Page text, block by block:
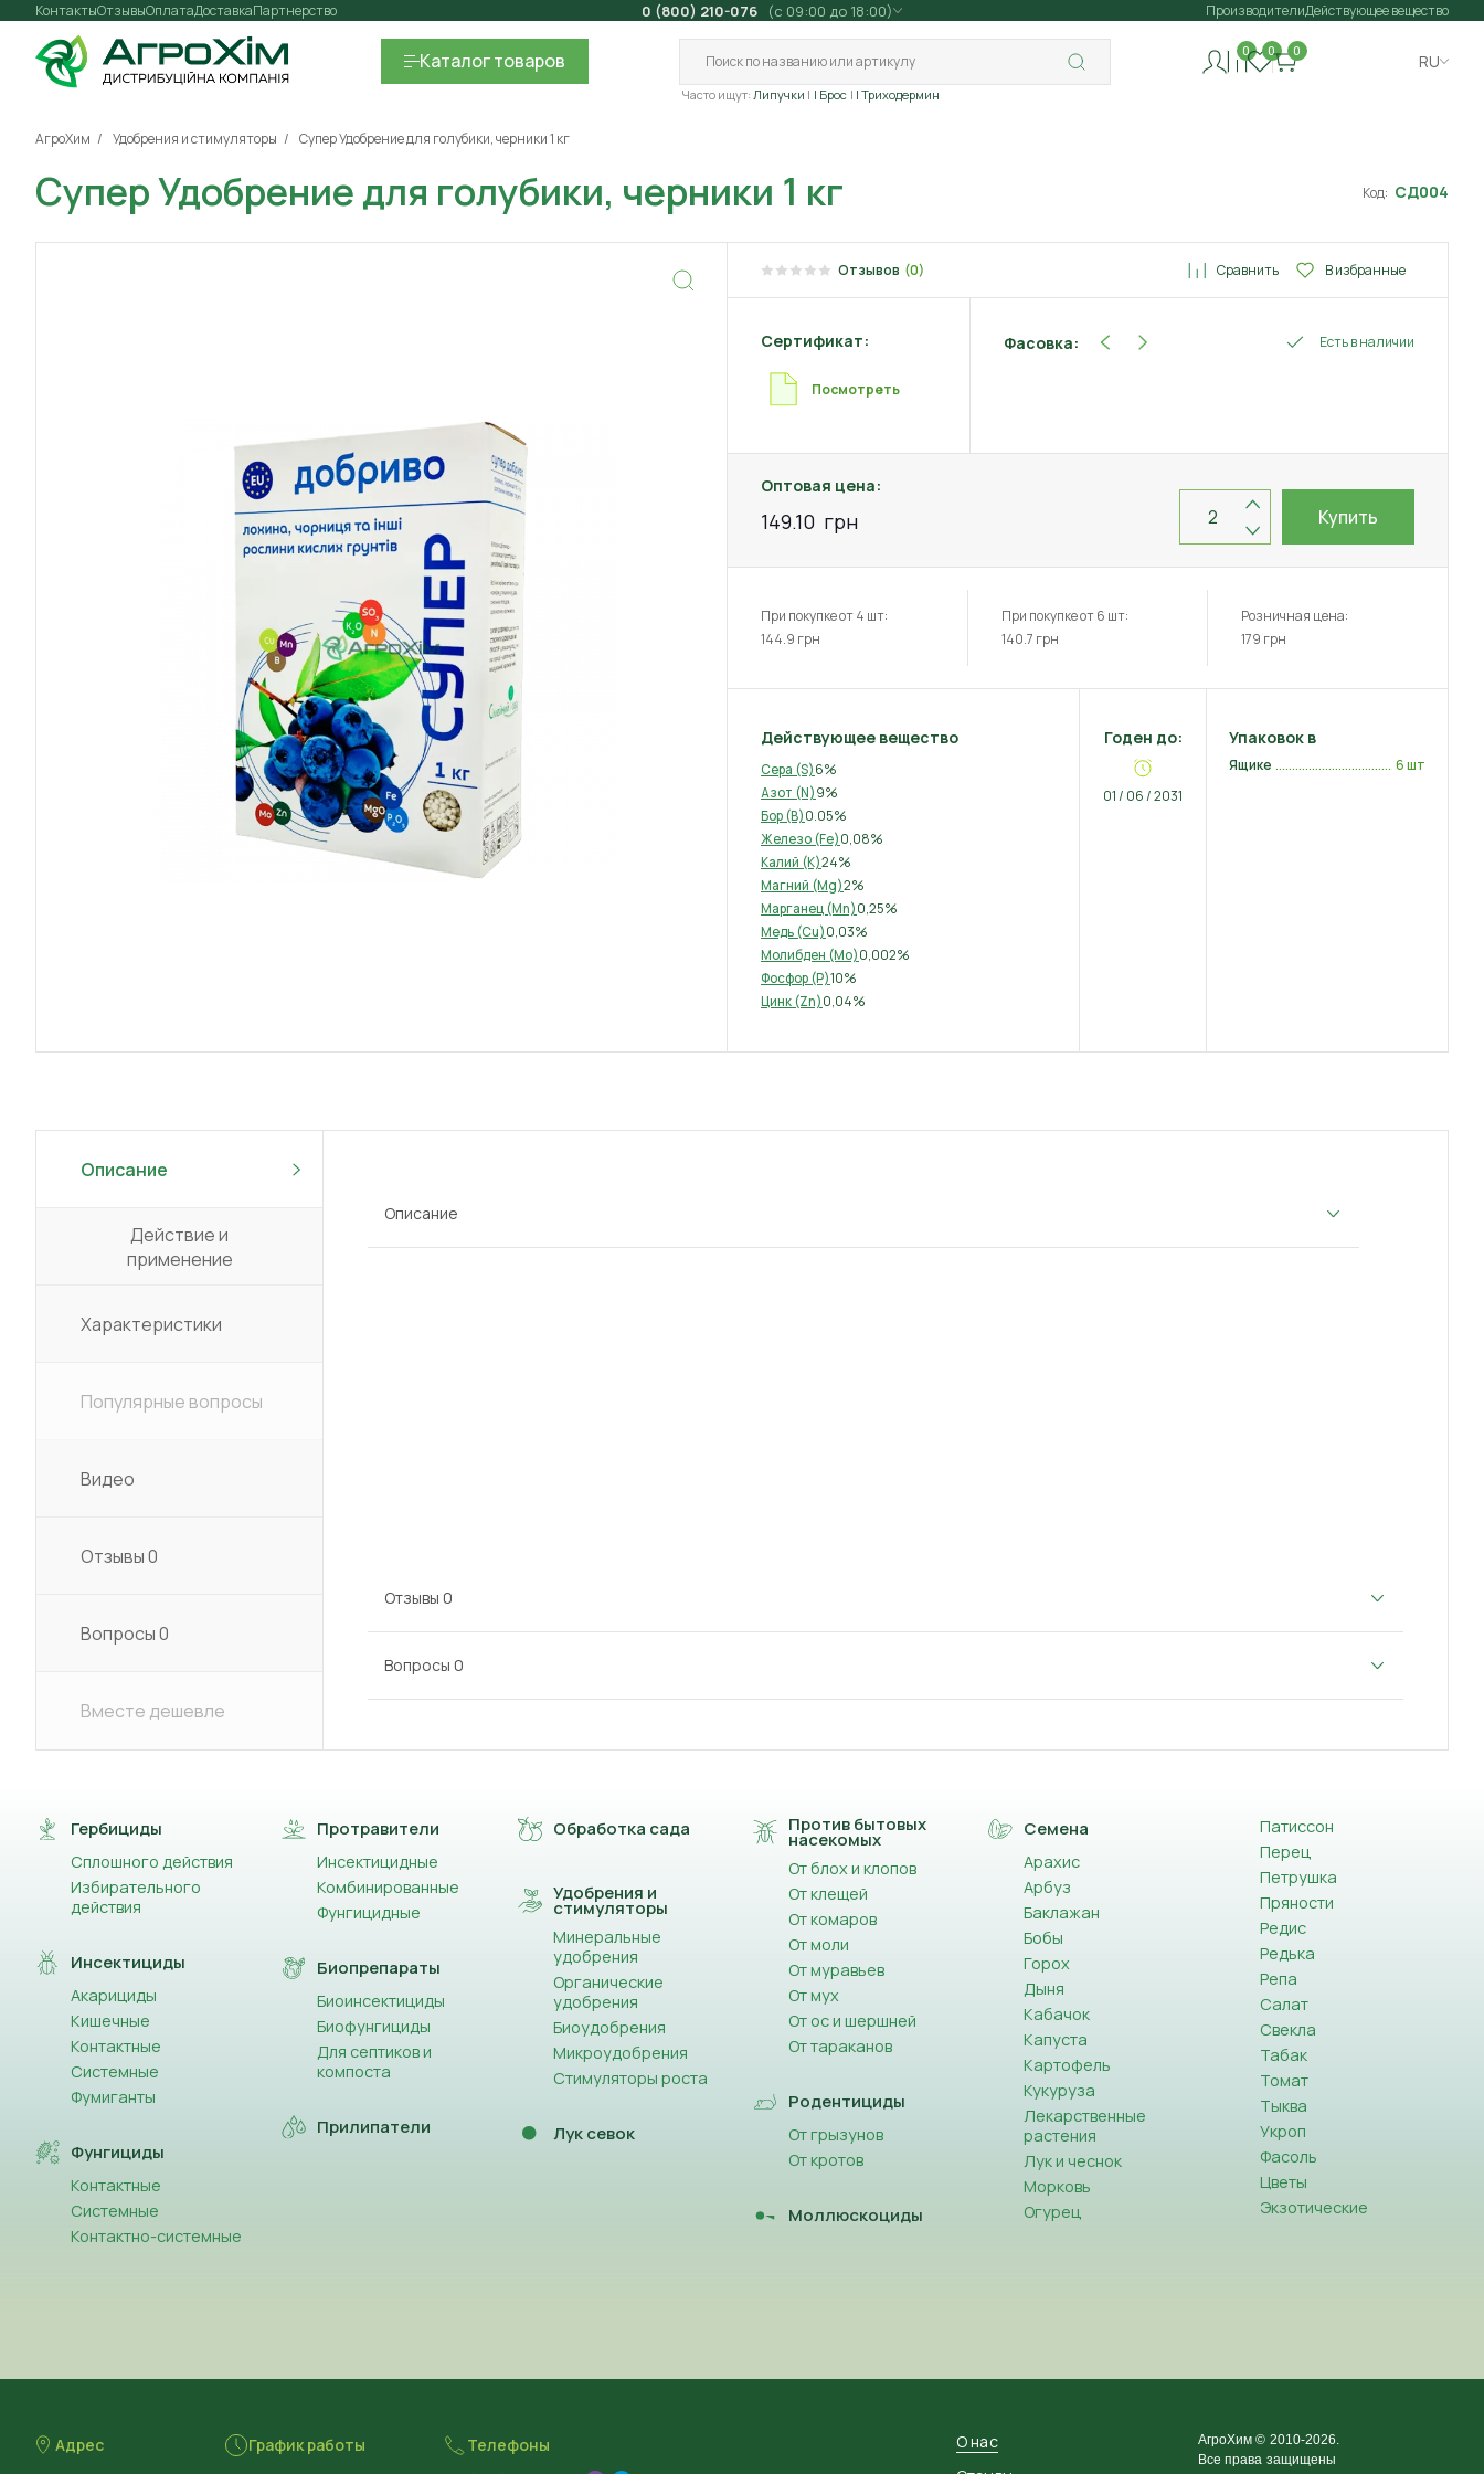
Контакты Оплата
Отзывы ДоставкаПартнерство 0 (800) 210-076 (с 09:00 до 18:00) ПроизводителиДействующее вещество
Каталогтоваров
Часто ищут: Липучки | Брос | Триходермин
0 0 0
RU
АгроХим Удобрения и стимуляторы Супер Удобрение для голубики, черники 1 кг
Супер Удобрение для голубики, черники 1 кг Код: СД004
Отзывов (0) Сравнить В избранные
Сертификат:
Посмотреть
Фасовка: Есть в наличии
Оптовая цена:
149.10 грн Купить
При покупке от 4 шт:
144.9 грн
При покупке от 6 шт:
140.7 грн
Розничная цена:
179 грн
Действующее вещество
Сера (S) 6%
Азот (N) 9%
Бор (B) 0.05%
Железо (Fe) 0,08%
Калий (K)24%
Магний (Mg)2%
Марганец (Mn) 0,25%
Медь (Cu) 0,03%
Молибден (Mo) 0,002%
Фосфор (P)10%
Цинк (Zn) 0,04%
Годен до:
01 / 06 / 2031
Упаковок в
Ящике 6 шт
Описание
Действие и
применение
Характеристики
Популярные вопросы
Видео
Отзывы0
Вопросы0
Вместе дешевле
Описание
Отзывы 0
Вопросы 0
Гербициды
Сплошного действия
Избирательного
действия
Инсектициды
Акарициды
Кишечные
Контактные
Системные
Фумиганты
Фунгициды
Контактные
Системные
Контактно-системные
Протравители
Инсектицидные
Комбинированные
Фунгицидные
Биопрепараты
Биоинсектициды
Биофунгициды
Для септиков и
компоста
Прилипатели
Обработка сада
Удобрения и
стимуляторы
Минеральные
удобрения
Органические
удобрения
Биоудобрения
Микроудобрения
Стимуляторы роста
Лук севок
Против бытовых
насекомых
От блох и клопов
От клещей
От комаров
От моли
От муравьев
От мух
От ос и шершней
От тараканов
Родентициды
От грызунов
От кротов
Моллюскоциды
Семена
Арахис
Арбуз
Баклажан
Бобы
Горох
Дыня
Кабачок
Капуста
Картофель
Кукуруза
Лекарственные
растения
Лук и чеснок
Морковь
Огурец
Патиссон
Перец
Петрушка
Пряности
Редис
Редька
Репа
Салат
Свекла
Табак
Томат
Тыква
Укроп
Фасоль
Цветы
Экзотические
Адрес График работы Телефоны
О нас
АгроХим © 2010-2026.
Все права защищены